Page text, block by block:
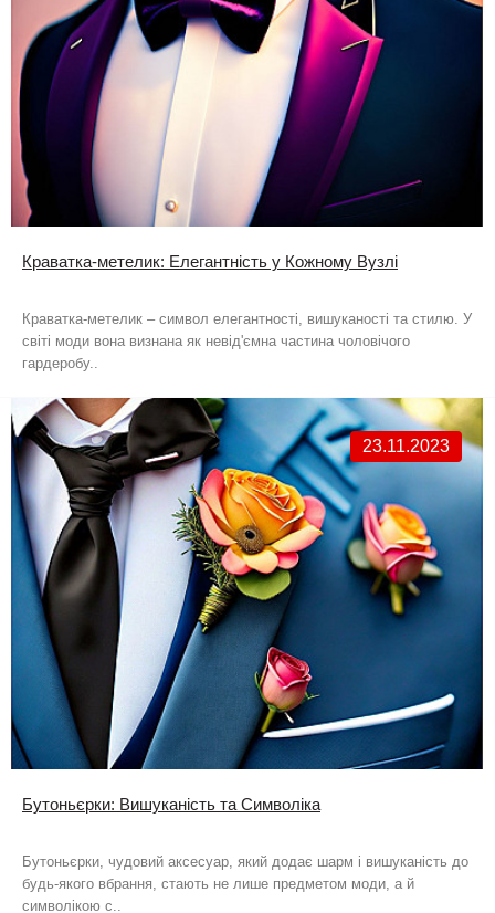
Краватка-метелик: Елегантність у Кожному Вузлі
Краватка-метелик – символ елегантності, вишуканості та стилю. У
світі моди вона визнана як невід'ємна частина чоловічого
гардеробу..
23.11.2023
Бутоньєрки: Вишуканість та Символіка
Бутоньєрки, чудовий аксесуар, який додає шарм і вишуканість до
будь-якого вбрання, стають не лише предметом моди, а й
символікою с..